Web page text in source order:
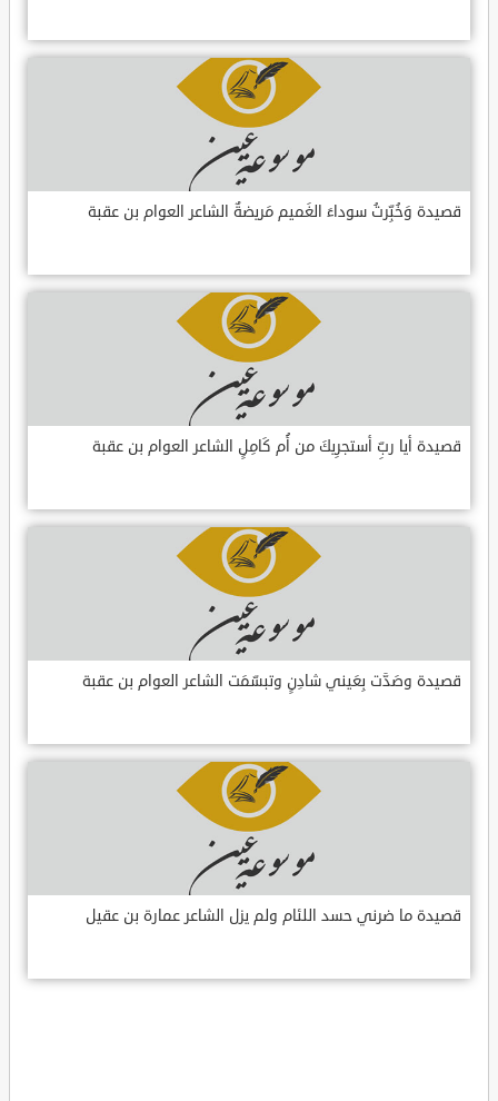
قصيدة وَخُبِّرتُ سوداءَ الغَميم مَريضةٌ الشاعر العوام بن عقبة
قصيدة أيا ربِّ أستجرِيكَ من أُم كَامِلٍ الشاعر العوام بن عقبة
قصيدة وصَدَّت بِعَيني شادِنٍ وتبسّمَت الشاعر العوام بن عقبة
قصيدة ما ضرني حسد اللئام ولم يزل الشاعر عمارة بن عقيل